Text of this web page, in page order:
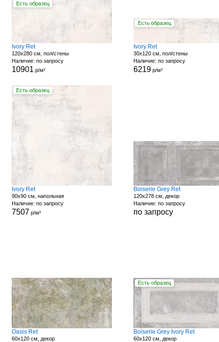
Есть образец
Ivory Ret
120x280 см, пол/стены
Наличие: по запросу
10901 р/м²
Есть образец
Ivory Ret
30x120 см, пол/стены
Наличие: по запросу
6219р/м²
Есть образец
Ivory Ret
90x90 см, напольная
Наличие: по запросу
7507 р/м²
Boiserie Grey Ret
120x278 см, декор
Наличие: по запросу
по запросу
Oasis Ret
60x120 см, декор
Есть образец
Boiserie Grey Ivory Ret
60x120 см, декор